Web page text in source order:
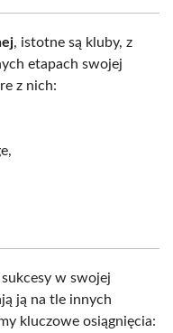
, istotne są kluby, z
etapach swojej
z nich:
sukcesy w swojej
ją na tle innych
kluczowe osiągnięcia: